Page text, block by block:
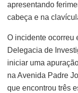
apresentando
cabeça e na
O incidente ocorreu
Delegacia de
iniciar uma
na Avenida Padre
que encontrou três